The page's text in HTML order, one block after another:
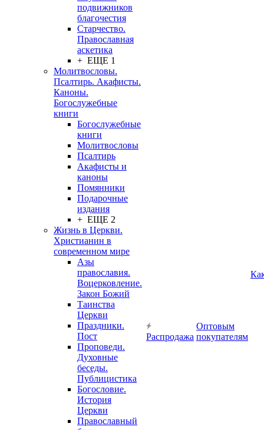
подвижников
благочестия
Старчество.
Православная
аскетика
+ ЕЩЕ 1
Молитвословы.
Псалтирь. Акафисты.
Каноны.
Богослужебные
книги
Богослужебные
книги
Молитвословы
Псалтирь
Акафисты и
каноны
Помянники
Подарочные
издания
+ ЕЩЕ 2
Жизнь в Церкви.
Христианин в
современном мире
Азы
православия.
Воцерковление.
Закон Божий
Таинства
Церкви
Праздники.
Пост
Проповеди.
Духовные
беседы.
Публицистика
Богословие.
История
Церкви
Православный
Распродажа
Оптовым
покупателям